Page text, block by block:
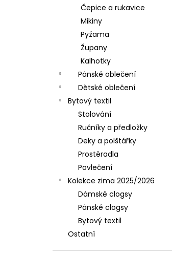
Čepice a rukavice
Mikiny
Pyžama
Župany
Kalhotky
Pánské oblečení
Dětské oblečení
Bytový textil
Stolování
Ručníky a předložky
Deky a polštářky
Prostěradla
Povlečení
Kolekce zima 2025/2026
Dámské clogsy
Pánské clogsy
Bytový textil
Ostatní